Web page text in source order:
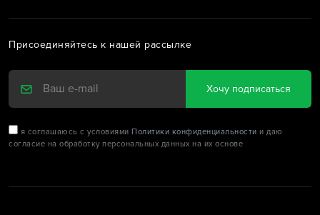
Присоединяйтесь к нашей рассылке
Хочу подписаться
я соглашаюсь с условиями Политики конфиденциальности и даю
согласие на обработку персональных данных на их основе